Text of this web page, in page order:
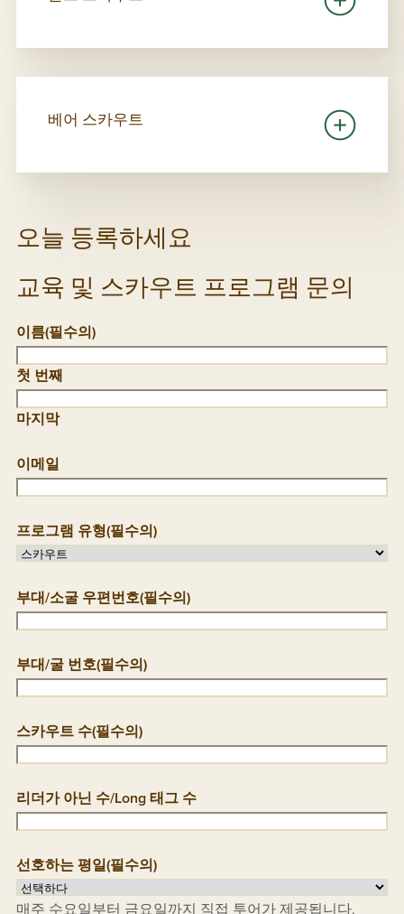
베어 스카우트
오늘 등록하세요
교육 및 스카우트 프로그램 문의
이름(필수의)
첫 번째
마지막
이메일
프로그램 유형(필수의)
부대/소굴 우편번호(필수의)
부대/굴 번호(필수의)
스카우트 수(필수의)
리더가 아닌 수/Long 태그 수
선호하는 평일(필수의)
매주 수요일부터 금요일까지 직접 투어가 제공됩니다.